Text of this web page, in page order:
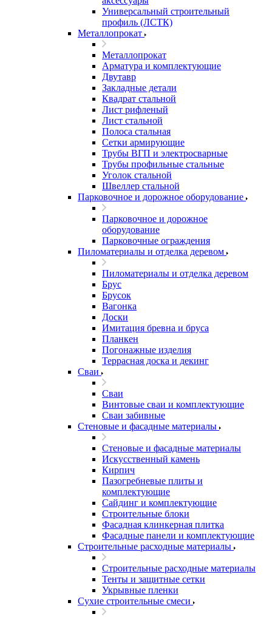
Универсальный строительный
профиль (ЛСТК)
Металлопрокат
Металлопрокат
Арматура и комплектующие
Двутавр
Закладные детали
Квадрат стальной
Лист рифленый
Лист стальной
Полоса стальная
Сетки армирующие
Трубы ВГП и электросварные
Трубы профильные стальные
Уголок стальной
Швеллер стальной
Парковочное и дорожное оборудование
Парковочное и дорожное
оборудование
Парковочные ограждения
Пиломатериалы и отделка деревом
Пиломатериалы и отделка деревом
Брус
Брусок
Вагонка
Доски
Имитация бревна и бруса
Планкен
Погонажные изделия
Террасная доска и декинг
Сваи
Сваи
Винтовые сваи и комплектующие
Сваи забивные
Стеновые и фасадные материалы
Стеновые и фасадные материалы
Искусственный камень
Кирпич
Пазогребневые плиты и
комплектующие
Сайдинг и комплектующие
Строительные блоки
Фасадная клинкерная плитка
Фасадные панели и комплектующие
Строительные расходные материалы
Строительные расходные материалы
Тенты и защитные сетки
Укрывные пленки
Сухие строительные смеси